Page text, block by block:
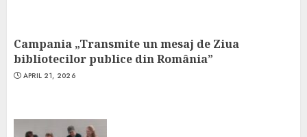
Campania „Transmite un mesaj de Ziua
bibliotecilor publice din România”
APRIL 21, 2026